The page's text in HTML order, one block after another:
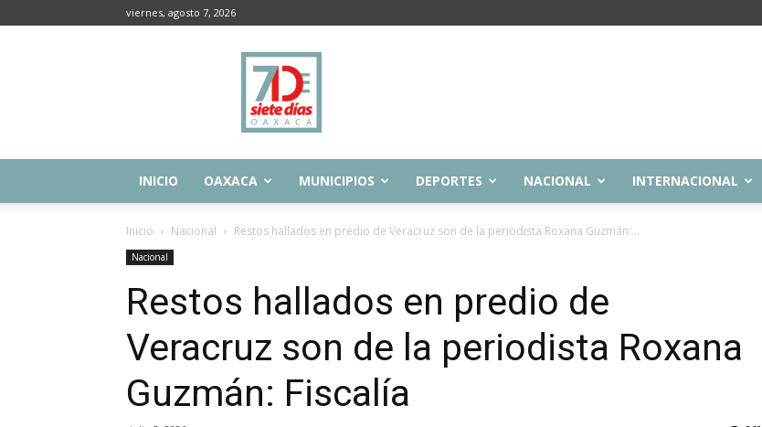
viernes, agosto 7, 2026
Siete
Días
Oaxaca
INICIO OAXACA MUNICIPIOS DEPORTES NACIONAL INTERNACIONAL
Inicio Nacional Restos hallados en predio de Veracruz son de la periodista Roxana Guzmán:...
Nacional
Restos hallados en predio de
Veracruz son de la periodista Roxana
Guzmán: Fiscalía